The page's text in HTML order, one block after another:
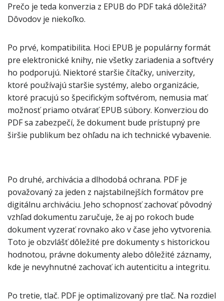
Prečo je teda konverzia z EPUB do PDF taká dôležitá?
Dôvodov je niekoľko.
Po prvé, kompatibilita. Hoci EPUB je populárny formát
pre elektronické knihy, nie všetky zariadenia a softvéry
ho podporujú. Niektoré staršie čítačky, univerzity,
ktoré používajú staršie systémy, alebo organizácie,
ktoré pracujú so špecifickým softvérom, nemusia mať
možnosť priamo otvárať EPUB súbory. Konverziou do
PDF sa zabezpečí, že dokument bude prístupný pre
širšie publikum bez ohľadu na ich technické vybavenie.
Po druhé, archivácia a dlhodobá ochrana. PDF je
považovaný za jeden z najstabilnejších formátov pre
digitálnu archiváciu. Jeho schopnosť zachovať pôvodný
vzhľad dokumentu zaručuje, že aj po rokoch bude
dokument vyzerať rovnako ako v čase jeho vytvorenia.
Toto je obzvlášť dôležité pre dokumenty s historickou
hodnotou, právne dokumenty alebo dôležité záznamy,
kde je nevyhnutné zachovať ich autenticitu a integritu.
Po tretie, tlač. PDF je optimalizovaný pre tlač. Na rozdiel